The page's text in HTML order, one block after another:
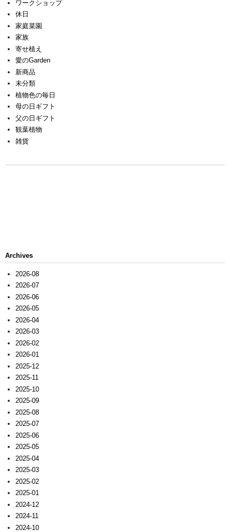
ワークショップ
休日
家庭菜園
家族
寄せ植え
愛のGarden
新商品
未分類
植物色の毎日
母の日ギフト
父の日ギフト
観葉植物
雑貨
Archives
2026-08
2026-07
2026-06
2026-05
2026-04
2026-03
2026-02
2026-01
2025-12
2025-11
2025-10
2025-09
2025-08
2025-07
2025-06
2025-05
2025-04
2025-03
2025-02
2025-01
2024-12
2024-11
2024-10